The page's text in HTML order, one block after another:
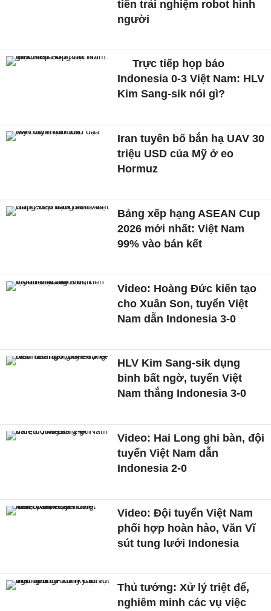
tiền trải nghiệm robot hình
người
Trực tiếp họp báo
Indonesia 0-3 Việt Nam: HLV
Kim Sang-sik nói gì?
Iran tuyên bố bắn hạ UAV 30
triệu USD của Mỹ ở eo
Hormuz
Bảng xếp hạng ASEAN Cup
2026 mới nhất: Việt Nam
99% vào bán kết
Video: Hoàng Đức kiến tạo
cho Xuân Son, tuyển Việt
Nam dẫn Indonesia 3-0
HLV Kim Sang-sik dụng
binh bất ngờ, tuyển Việt
Nam thắng Indonesia 3-0
Video: Hai Long ghi bàn, đội
tuyển Việt Nam dẫn
Indonesia 2-0
Video: Đội tuyển Việt Nam
phối hợp hoàn hảo, Văn Vĩ
sút tung lưới Indonesia
Thủ tướng: Xử lý triệt để,
nghiêm minh các vụ việc